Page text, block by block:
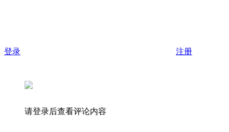
登录 注册
请登录后查看评论内容